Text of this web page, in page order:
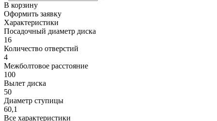
В корзину
Оформить заявку
Характеристики
Посадочный диаметр диска
16
Количество отверстий
4
Межболтовое расстояние
100
Вылет диска
50
Диаметр ступицы
60,1
Все характеристики